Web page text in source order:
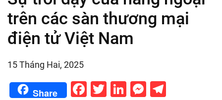
trên các sàn thương mại
điện tử Việt Nam
15 Tháng Hai, 2025
Share Facebook
Twitter
LinkedIn